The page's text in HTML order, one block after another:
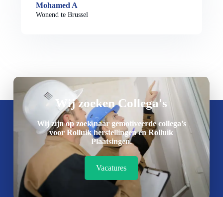
Mohamed A
Wonend te Brussel
Wij zoeken Collega's
Wij zijn op zoek naar gemotiveerde collega’s
voor Rolluik herstellingen en Rolluik
Plaatsingen.
Vacatures